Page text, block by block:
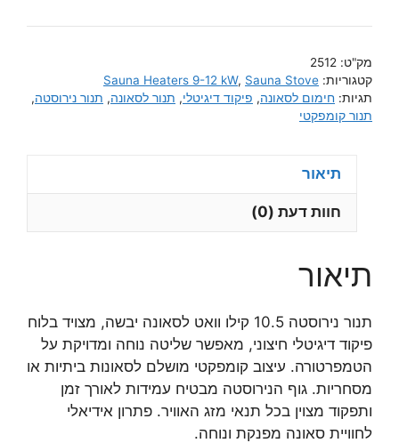
תנור
יבשה
10.5
חיצוני
מק"ט: 2512
קטגוריות:
Sauna Heaters 9-12 kW, Sauna Stove
תגיות: חימום לסאונה, פיקוד דיגיטלי, תנור לסאונה, תנור נירוסטה,
תנור קומפקטי
תיאור
חוות דעת (0)
תיאור
תנור נירוסטה 10.5 קילו וואט לסאונה יבשה, מצויד בלוח
פיקוד דיגיטלי חיצוני, מאפשר שליטה נוחה ומדויקת על
הטמפרטורה. עיצוב קומפקטי מושלם לסאונות ביתיות או
מסחריות. גוף הנירוסטה מבטיח עמידות לאורך זמן
ותפקוד מצוין בכל תנאי מזג האוויר. פתרון אידיאלי
לחוויית סאונה מפנקת ונוחה.